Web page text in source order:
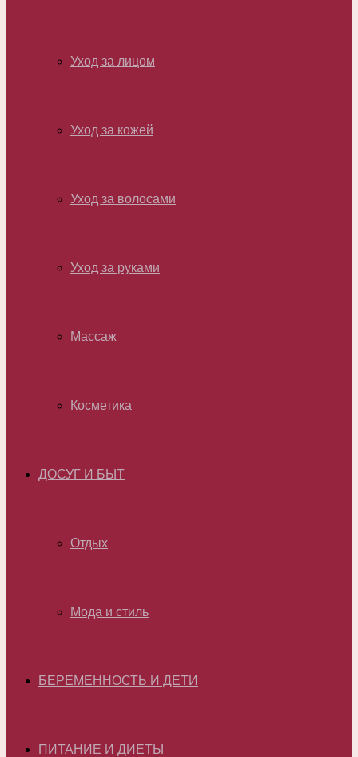
Уход за лицом
Уход за кожей
Уход за волосами
Уход за руками
Массаж
Косметика
ДОСУГ И БЫТ
Отдых
Мода и стиль
БЕРЕМЕННОСТЬ И ДЕТИ
ПИТАНИЕ И ДИЕТЫ